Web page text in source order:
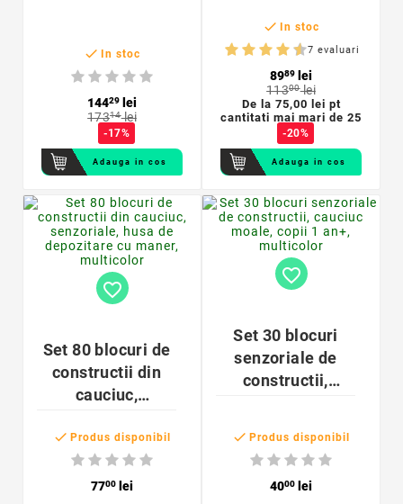
lemn
 In stoc
14429
lei
17314lei
-17%
Adauga in cos
grosime 0.9 cm
 In stoc
7 evaluari
8989
lei
11300lei
De la 75,00 lei pt
cantitati mai mari de 25
-20%
Adauga in cos
favorite_border
Set 80 blocuri de
constructii din
cauciuc,
de depozitare cu
maner, multicolor
 Produs disponibil
7700 lei
favorite_border
Set 30 blocuri
senzoriale de
constructii,
multicolor
 Produs disponibil
4000 lei